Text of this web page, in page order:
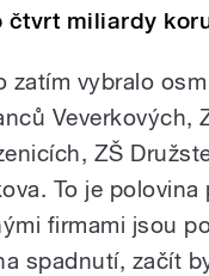
čtvrt miliardy
zatím vybralo
Veverkových,
ZŠ
To je
firmami jsou
spadnutí, začít